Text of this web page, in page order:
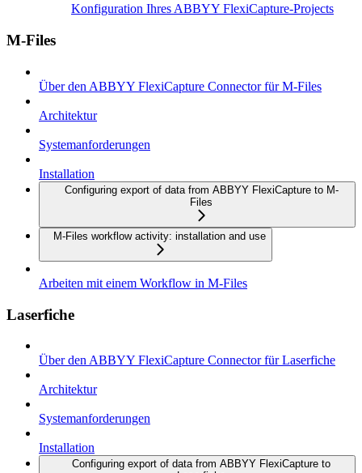
Konfiguration Ihres ABBYY FlexiCapture-Projects
M-Files
Über den ABBYY FlexiCapture Connector für M-Files
Architektur
Systemanforderungen
Installation
Configuring export of data from ABBYY FlexiCapture to M-
Files
M-Files workflow activity: installation and use
Arbeiten mit einem Workflow in M-Files
Laserfiche
Über den ABBYY FlexiCapture Connector für Laserfiche
Architektur
Systemanforderungen
Installation
Configuring export of data from ABBYY FlexiCapture to